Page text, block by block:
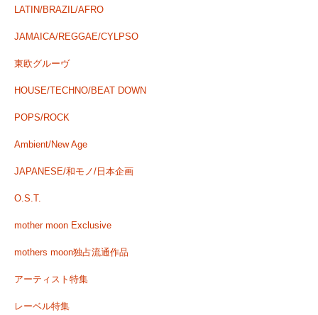
LATIN/BRAZIL/AFRO
JAMAICA/REGGAE/CYLPSO
東欧グルーヴ
HOUSE/TECHNO/BEAT DOWN
POPS/ROCK
Ambient/New Age
JAPANESE/和モノ/日本企画
O.S.T.
mother moon Exclusive
mothers moon独占流通作品
アーティスト特集
レーベル特集